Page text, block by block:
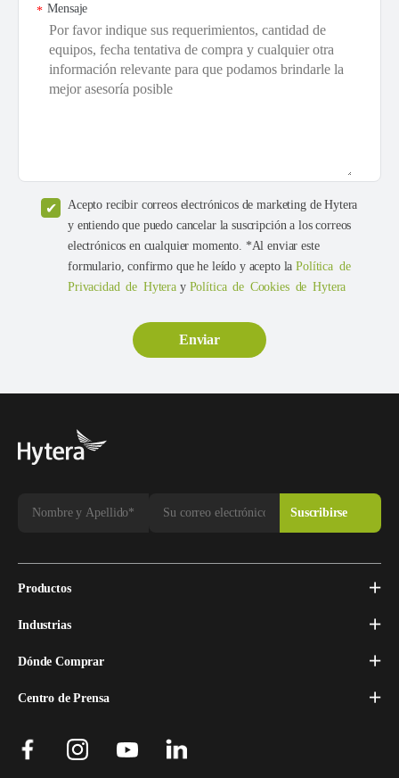
Mensaje
*
Acepto recibir correos electrónicos de marketing de Hytera
y entiendo que puedo cancelar la suscripción a los correos
electrónicos en cualquier momento. *Al enviar este
formulario, confirmo que he leído y acepto laPolítica de
Privacidad de Hytera y Política de Cookies de Hytera
Productos
Industrias
Dónde Comprar
Centro de Prensa